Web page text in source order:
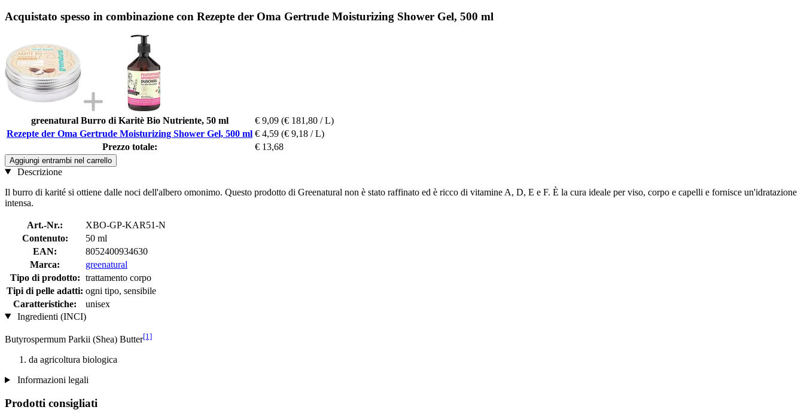
Acquistato spesso in combinazione con Rezepte der Oma Gertrude Moisturizing Shower Gel, 500 ml
greenatural Burro di Karitè Bio Nutriente, 50 ml € 9,09 (€ 181,80 / L)
Rezepte der Oma Gertrude Moisturizing Shower Gel, 500 ml € 4,59 (€ 9,18 / L)
Prezzo totale:
€ 13,68
Aggiungi entrambi nel carrello
Descrizione
Il burro di karité si ottiene dalle noci dell'albero omonimo. Questo prodotto di Greenatural non è stato raffinato ed è ricco di vitamine A, D, E e F. È la cura ideale per viso, corpo e capelli e fornisce un'idratazione
intensa.
Art.-Nr.:
XBO-GP-KAR51-N
Contenuto:
50 ml
EAN:
8052400934630
Marca:
greenatural
Tipo di prodotto: trattamento corpo
Tipi di pelle adatti: ogni tipo, sensibile
Caratteristiche:
unisex
Ingredienti (INCI)
Butyrospermum Parkii (Shea) Butter[1]
da agricoltura biologica
Informazioni legali
Prodotti consigliati